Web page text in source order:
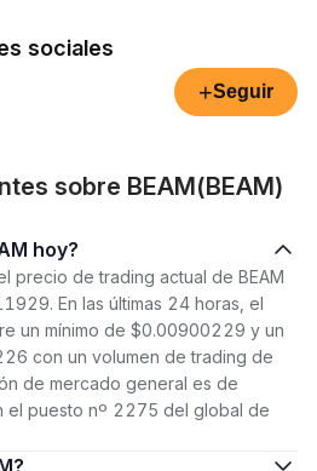
sociales
+Seguir
sobre BEAM(BEAM)
hoy?
precio de trading actual de BEAM
En las últimas 24 horas, el
un mínimo de $0.00900229 y un
con un volumen de trading de
de mercado general es de
el puesto nº 2275 del global de